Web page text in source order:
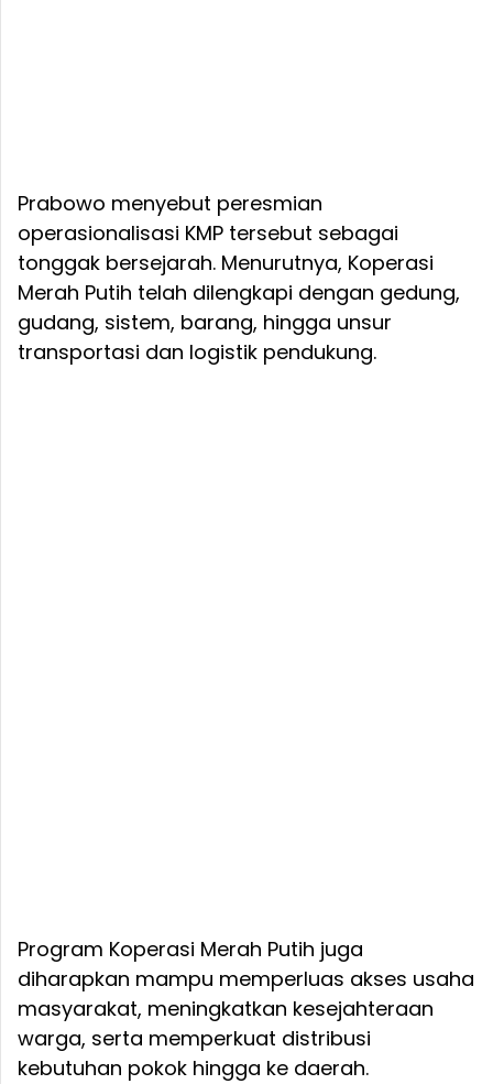
Prabowo menyebut peresmian
operasionalisasi KMP tersebut sebagai
tonggak bersejarah. Menurutnya, Koperasi
Merah Putih telah dilengkapi dengan gedung,
gudang, sistem, barang, hingga unsur
transportasi dan logistik pendukung.
Program Koperasi Merah Putih juga
diharapkan mampu memperluas akses usaha
masyarakat, meningkatkan kesejahteraan
warga, serta memperkuat distribusi
kebutuhan pokok hingga ke daerah.